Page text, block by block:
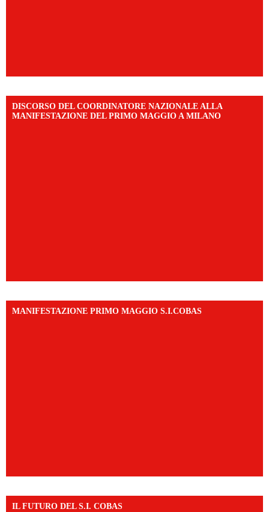
DISCORSO DEL COORDINATORE NAZIONALE ALLA
MANIFESTAZIONE DEL PRIMO MAGGIO A MILANO
MANIFESTAZIONE PRIMO MAGGIO S.I.COBAS
IL FUTURO DEL S.I. COBAS